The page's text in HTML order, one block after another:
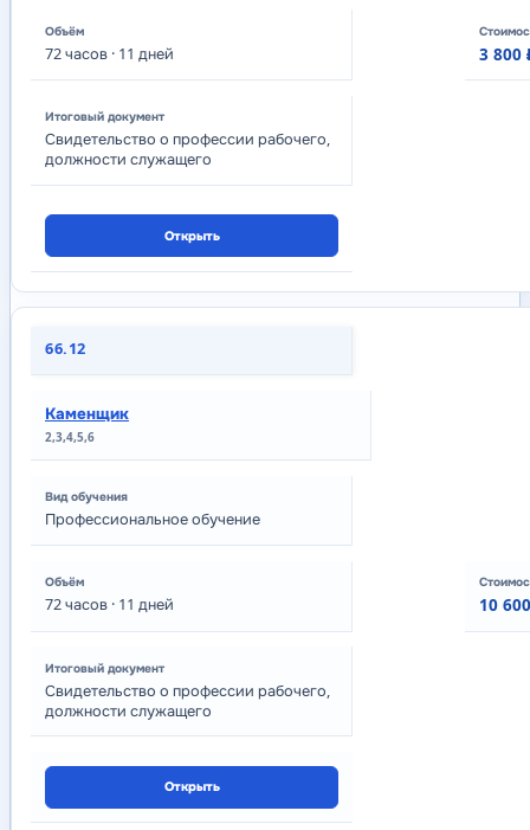
72часов · 11 дней
Свидетельство о профессии рабочего,
должности служащего
3 800
Открыть
66.12
Каменщик
2,3,4,5,6
Профессиональное обучение
72часов · 11 дней
Свидетельство о профессии рабочего,
должности служащего
10
Открыть